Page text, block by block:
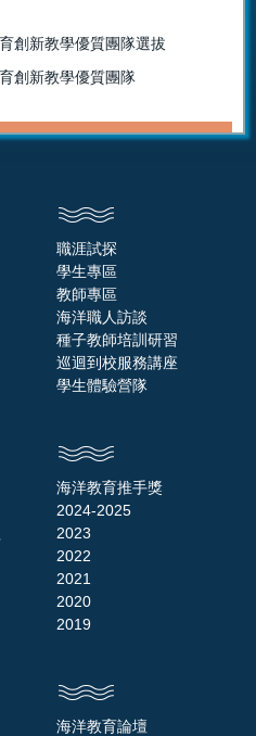
創新教學優質團隊選拔
創新教學優質團隊
職涯試探
學生專區
教師專區
海洋職人訪談
種子教師培訓研習
巡迴到校服務講座
學生體驗營隊
海洋教育推手獎
2024-2025
2023
2022
2021
2020
2019
海洋教育論壇